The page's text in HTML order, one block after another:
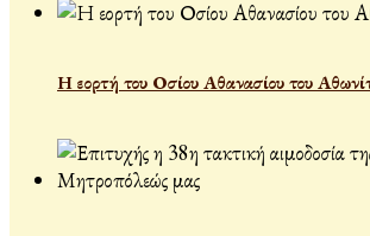
Η εορτή του Οσίου Αθανασίου του